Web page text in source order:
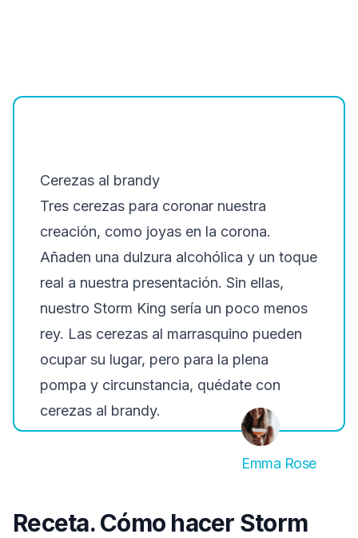
Cerezas al brandy
Tres cerezas para coronar nuestra
creación, como joyas en la corona.
Añaden una dulzura alcohólica y un toque
real a nuestra presentación. Sin ellas,
nuestro Storm King sería un poco menos
rey. Las cerezas al marrasquino pueden
ocupar su lugar, pero para la plena
pompa y circunstancia, quédate con
cerezas al brandy.
Emma Rose
Receta. Cómo hacer Storm